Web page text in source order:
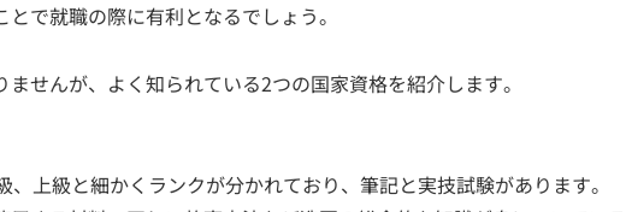
で就職の際に有利となるでしょう。
せんが、よく知られている2つの国家資格を紹介します。
上級と細かくランクが分かれており、筆記と実技試験があります。